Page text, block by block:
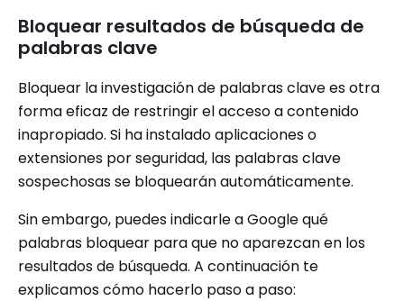
Bloquear resultados de búsqueda de
palabras clave
Bloquear la investigación de palabras clave es otra
forma eficaz de restringir el acceso a contenido
inapropiado. Si ha instalado aplicaciones o
extensiones por seguridad, las palabras clave
sospechosas se bloquearán automáticamente.
Sin embargo, puedes indicarle a Google qué
palabras bloquear para que no aparezcan en los
resultados de búsqueda. A continuación te
explicamos cómo hacerlo paso a paso: